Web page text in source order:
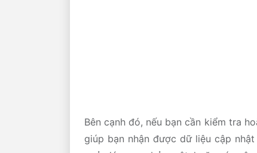
Bên cạnh đó, nếu bạn cần kiểm tra
giúp bạn nhận được dữ liệu cập